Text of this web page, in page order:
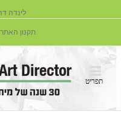
לינדה דהן - 050-
תקנון האתר